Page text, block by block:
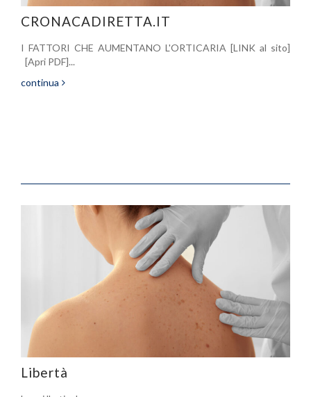
CRONACADIRETTA.IT
I FATTORI CHE AUMENTANO L'ORTICARIA [LINK al sito]
[Apri PDF]...
continua
Libertà